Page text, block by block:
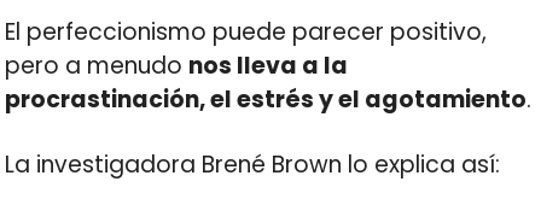
El perfeccionismo puede parecer positivo,
pero a menudo nos lleva a la
procrastinación, el estrés y el agotamiento.
La investigadora Brené Brown lo explica así: